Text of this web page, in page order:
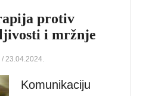
protiv
i mržnje
/ 23.04.2024.
Komunikaciju